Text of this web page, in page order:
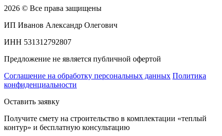
2026 © Все права защищены
ИП Иванов Александр Олегович
ИНН 531312792807
Предложение не является публичной офертой
Соглашение на обработку персональных данных Политика
конфиденциальности
Оставить заявку
Получите смету на строительство в комплектации «теплый
контур» и бесплатную консультацию